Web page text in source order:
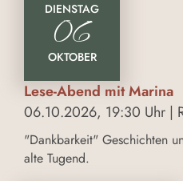
DIENSTAG
06
OKTOBER
Lese-Abend mit Marina
06.10.2026, 19:30 Uhr |
"Dankbarkeit" Geschichten
alte Tugend.